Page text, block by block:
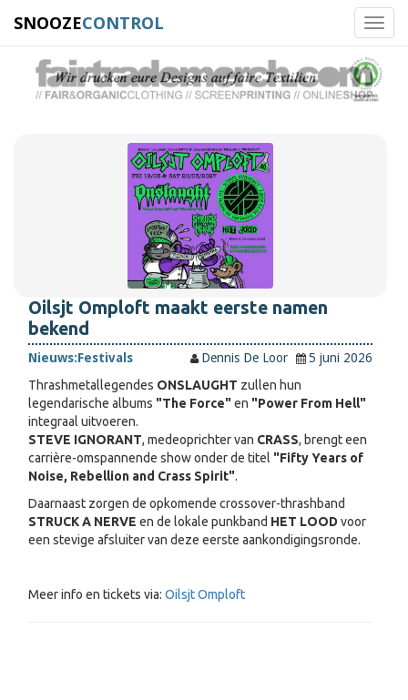
SNOOZECONTROL
Oilsjt Omploft maakt eerste namen
bekend
Nieuws:Festivals Dennis De Loor
5 juni 2026
Thrashmetallegendes ONSLAUGHT zullen hun
legendarische albums "The Force"en "Power From Hell"
integraal uitvoeren.
STEVE IGNORANT, medeoprichter van CRASS, brengt een
carrière-omspannende show onder de titel "Fifty Years of
Noise, Rebellion and Crass Spirit".
Daarnaast zorgen de opkomende crossover-thrashband
STRUCK A NERVE en de lokale punkband HET LOOD voor
een stevige afsluiter van deze eerste aankondigingsronde.
Meer info en tickets via: Oilsjt Omploft